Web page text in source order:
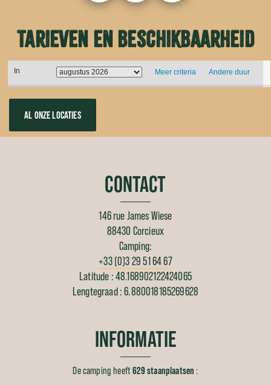
Tarieven en beschikbaarheid
In Meer criteria Andere duur
AL ONZE LOCATIES
CONTACT
146 rue James Wiese
88430 Corcieux
Camping:
+33 (0)3 29 51 64 67
Latitude : 48.168902122424065
Lengtegraad : 6.880018185269628
INFORMATIE
De camping heeft629 staanplaatsen :